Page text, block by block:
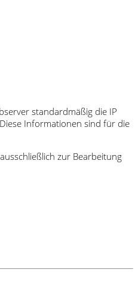
standardmäßig die IP
Informationen sind für die
zur Bearbeitung